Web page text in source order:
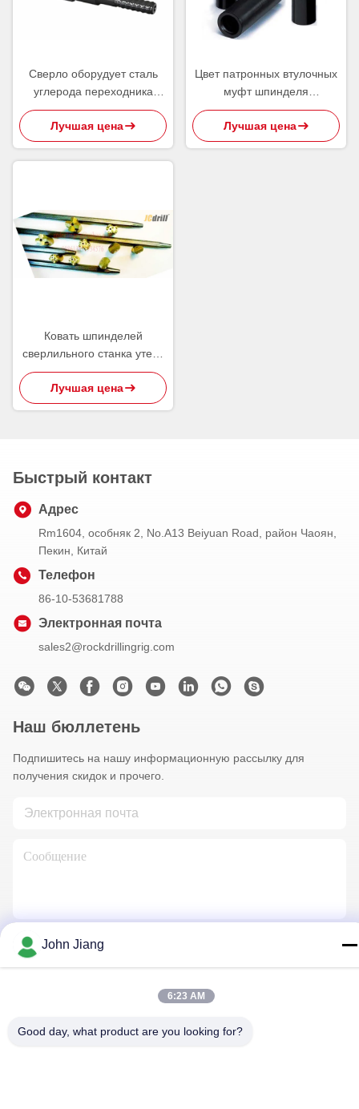
Сверло оборудует сталь
углерода переходника
хвостовика частей
машинного оборудования
Р28 минирования Т38 Т45
СТ58
Лучшая цена
Цвет патронных втулочных
муфт шпинделя
сверлильного станка
инструментов утеса Т38
сверля продетый нитку
Лучшая цена
Ковать шпинделей
сверлильного станка утеса
стали углерода
сплющенный соединенный
с битами кнопки
Лучшая цена
Быстрый контакт
Адрес
Rm1604, особняк 2, No.A13 Beiyuan Road, район Чаоян,
Пекин, Китай
Телефон
86-10-53681788
Электронная почта
sales2@rockdrillingrig.com
Наш бюллетень
Подпишитесь на нашу информационную рассылку для
получения скидок и прочего.
Свяжитесь С Нами
Качество буровая установка утеса Доставщик. 2018-2026
John Jiang
6:23 AM
Good day, what product are you looking for?